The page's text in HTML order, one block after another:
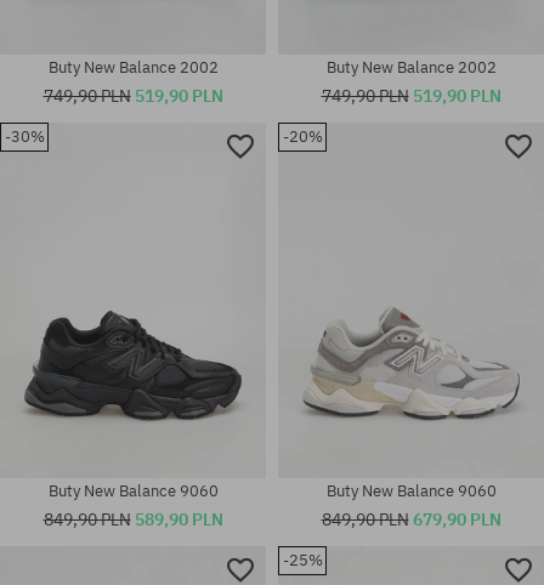
Dostępne rozmiary:
Dostępne rozmiary:
Buty New Balance 2002
749,90 PLN 519,90 PLN
Buty New Balance 2002
749,90 PLN 519,90 PLN
-30%
Buty New Balance 9060
849,90 PLN 589,90 PLN
-20%
Buty New Balance 9060
849,90 PLN679,90 PLN
-25%